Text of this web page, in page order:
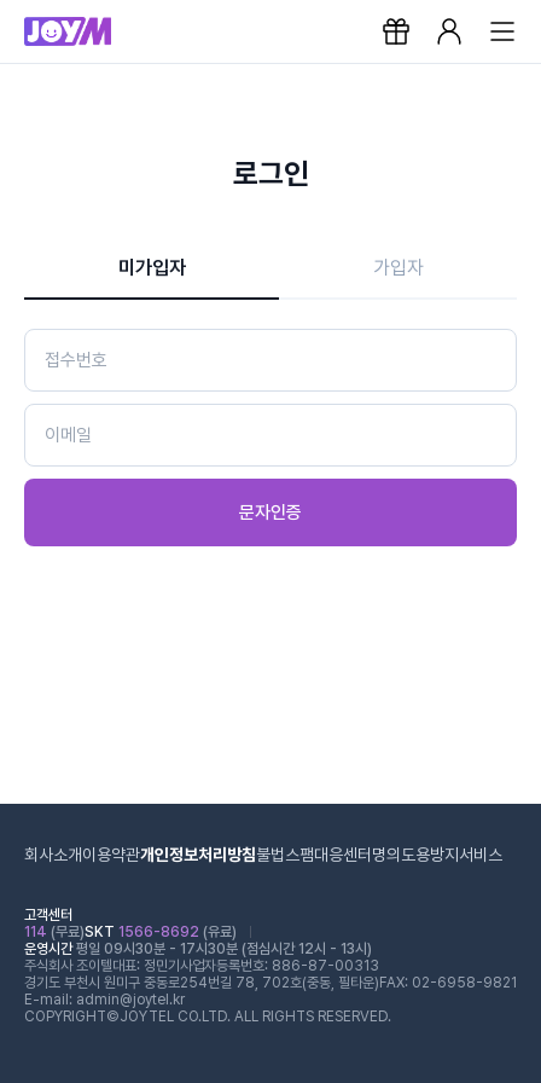
로그인
미가입자 가입자
문자인증
회사소개이용약관개인정보처리방침불법스팸대응센터 명의도용방지서비스
고객센터
114 (무료)SKT 1566-8692 (유료)
운영시간평일 09시30분 - 17시30분 (점심시간 12시 - 13시)
주식회사 조이텔대표: 정민기 사업자등록번호: 886-87-00313
경기도 부천시 원미구 중동로254번길 78, 702호(중동, 필타운) FAX: 02-6958-9821
E-mail: admin@joytel.kr
COPYRIGHT©JOYTEL CO.LTD. ALL RIGHTS RESERVED.